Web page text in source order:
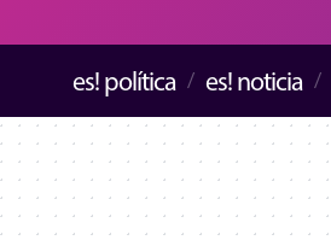
es! política es! noticia